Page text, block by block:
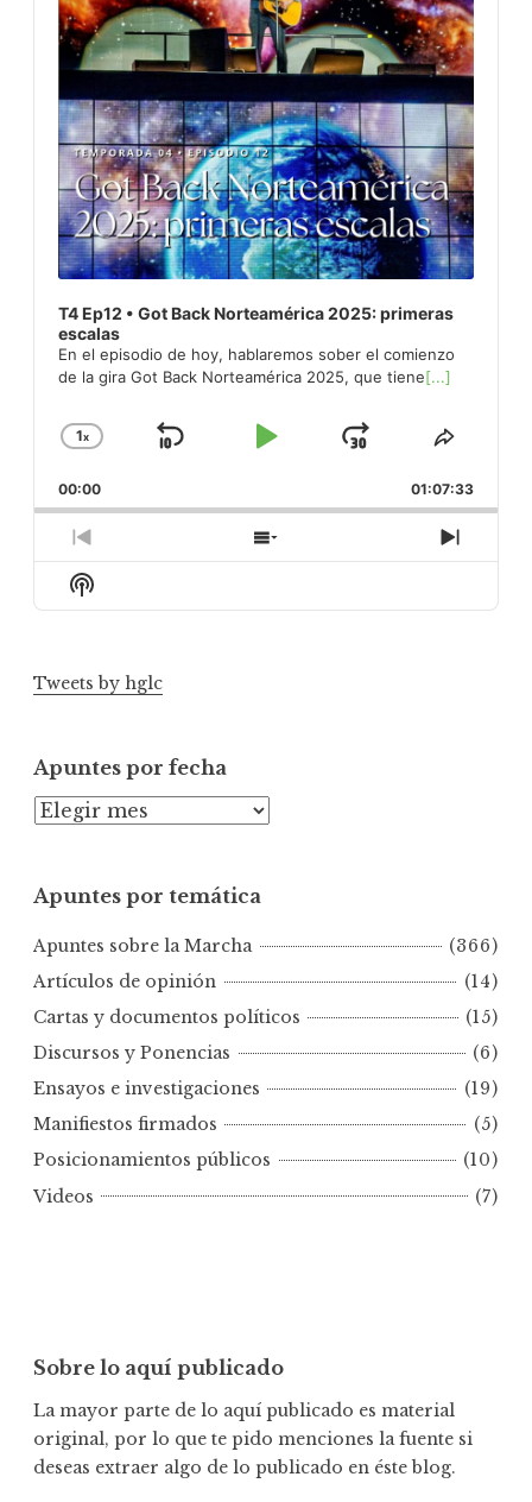
T4 Ep12 • Got Back Norteamérica 2025: primeras
escalas
En el episodio de hoy, hablaremos sober el comienzo
de la gira Got Back Norteamérica 2025, que tiene[...]
Change
Rate
1x
Skip
Play
Jump
Forward
Share
00:00 01:07:33
Previous
Episode
Show
Episodes
Next
Show
Podcast
Tweets by hglc
Apuntes por fecha
A
n
e
s
p
f
e
c
a
Apuntes por temática
Apuntes sobre la Marcha
(366)
Artículos de opinión
(14)
Cartas y documentos políticos
(15)
Discursos y Ponencias
(6)
Ensayos e investigaciones
(19)
Manifiestos firmados
(5)
Posicionamientos públicos
(10)
Videos
(7)
Sobre lo aquí publicado
La mayor parte de lo aquí publicado es material
original, por lo que te pido menciones la fuente si
deseas extraer algo de lo publicado en éste blog.